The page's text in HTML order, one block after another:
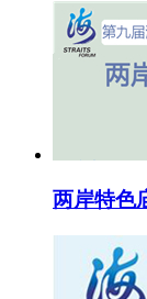
两岸特色